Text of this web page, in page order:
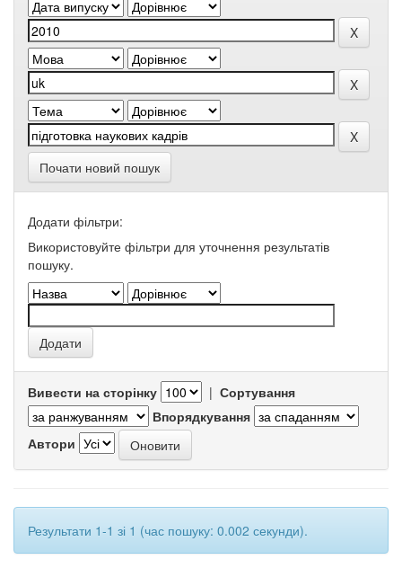
Почати новий пошук
Додати фільтри:
Використовуйте фільтри для уточнення результатів
пошуку.
Вивести на сторінку | Сортування
Впорядкування
Автори
Результати 1-1 зі 1 (час пошуку: 0.002 секунди).